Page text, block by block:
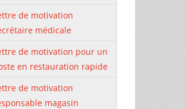
de motivation
médicale
de motivation pour un
en restauration rapide
de motivation
magasin